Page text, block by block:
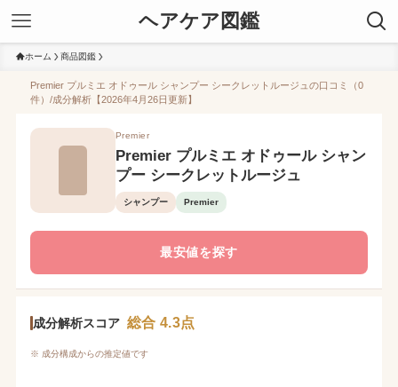
ヘアケア図鑑
ホーム 商品図鑑
Premier プルミエ オドゥール シャンプー シークレットルージュの口コミ（0
件）/成分解析【2026年4月26日更新】
Premier
Premier プルミエ オドゥール シャン
プー シークレットルージュ
シャンプー Premier
最安値を探す
成分解析スコア 総合 4.3点
※ 成分構成からの推定値です